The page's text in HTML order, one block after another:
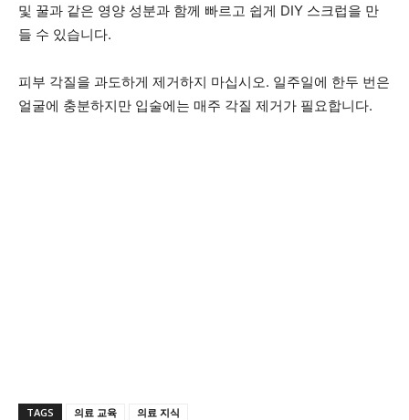
및 꿀과 같은 영양 성분과 함께 빠르고 쉽게 DIY 스크럽을 만
들 수 있습니다.
피부 각질을 과도하게 제거하지 마십시오. 일주일에 한두 번은
얼굴에 충분하지만 입술에는 매주 각질 제거가 필요합니다.
TAGS 의료 교육 의료 지식